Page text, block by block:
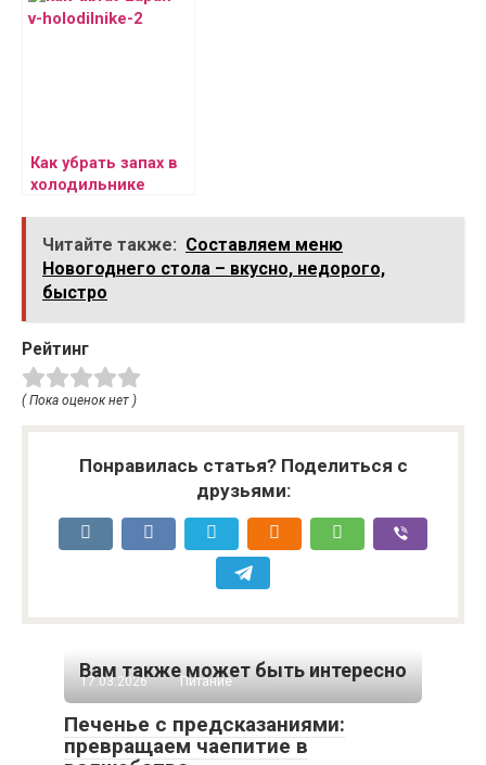
Как убрать запах в
холодильнике
Читайте также: Составляем меню
Новогоднего стола – вкусно, недорого,
быстро
Рейтинг
( Пока оценок нет )
Понравилась статья? Поделиться с
друзьями:
Вам также может быть интересно
17.03.2026 Питание
Печенье с предсказаниями:
превращаем чаепитие в